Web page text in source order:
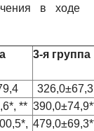
в ходе
3-я группа
326,0±67,3
**